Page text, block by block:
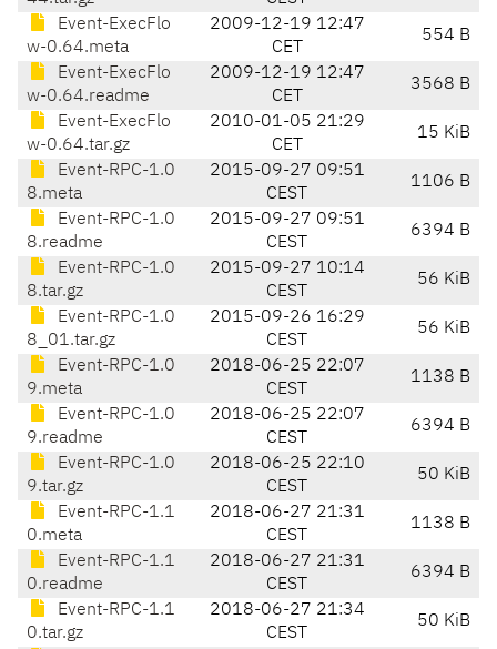
Event-ExecFlo
w-0.64.meta
2009-12-19 12:47
CET
554 B
Event-ExecFlo
w-0.64.readme
2009-12-19 12:47
CET
3568 B
Event-ExecFlo
w-0.64.tar.gz
2010-01-05 21:29
CET
15 KiB
Event-RPC-1.0
8.meta
2015-09-27 09:51
CEST
1106 B
Event-RPC-1.0
8.readme
2015-09-27 09:51
CEST
6394 B
Event-RPC-1.0
8.tar.gz
2015-09-27 10:14
CEST
56 KiB
Event-RPC-1.0
8_01.tar.gz
2015-09-26 16:29
CEST
56 KiB
Event-RPC-1.0
9.meta
2018-06-25 22:07
CEST
1138 B
Event-RPC-1.0
9.readme
2018-06-25 22:07
CEST
6394 B
Event-RPC-1.0
9.tar.gz
2018-06-25 22:10
CEST
50 KiB
Event-RPC-1.1
0.meta
2018-06-27 21:31
CEST
1138 B
Event-RPC-1.1
0.readme
2018-06-27 21:31
CEST
6394 B
Event-RPC-1.1
0.tar.gz
2018-06-27 21:34
CEST
50 KiB